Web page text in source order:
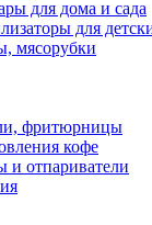
для дома и сада
для
мясорубки
фритюрницы
кофе
и отпариватели